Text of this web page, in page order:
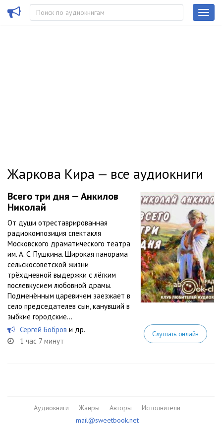
Жаркова Кира — все аудиокниги
Всего три дня — Анкилов
Николай
От души отреставрированная
радиокомпозиция спектакля
Московского драматического театра
им. А. С. Пушкина. Широкая панорама
сельскосоветской жизни
трёхдневной выдержки с лёгким
послевкусием любовной драмы.
Подменённым царевичем заезжает в
село председателев сын, канувший в
зыбкие городские...
Сергей Бобров и др.
1 час 7 минут
Слушать онлайн
Аудиокниги Жанры Авторы
Исполнители
mail@sweetbook.net